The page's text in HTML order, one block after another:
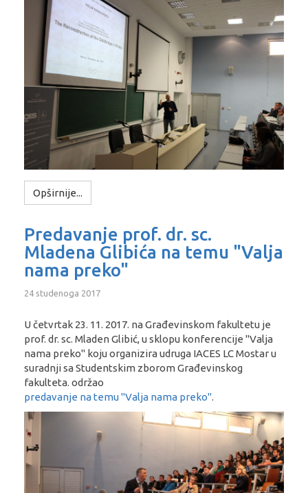
Opširnije...
Predavanje prof. dr. sc.
Mladena Glibića na temu "Valja
nama preko"
24 studenoga 2017
U četvrtak 23. 11. 2017. na Građevinskom fakultetu je
prof. dr. sc. Mladen Glibić, u sklopu konferencije "Valja
nama preko" koju organizira udruga IACES LC Mostar u
suradnji sa Studentskim zborom Građevinskog
fakulteta. održao
predavanje na temu "Valja nama preko".